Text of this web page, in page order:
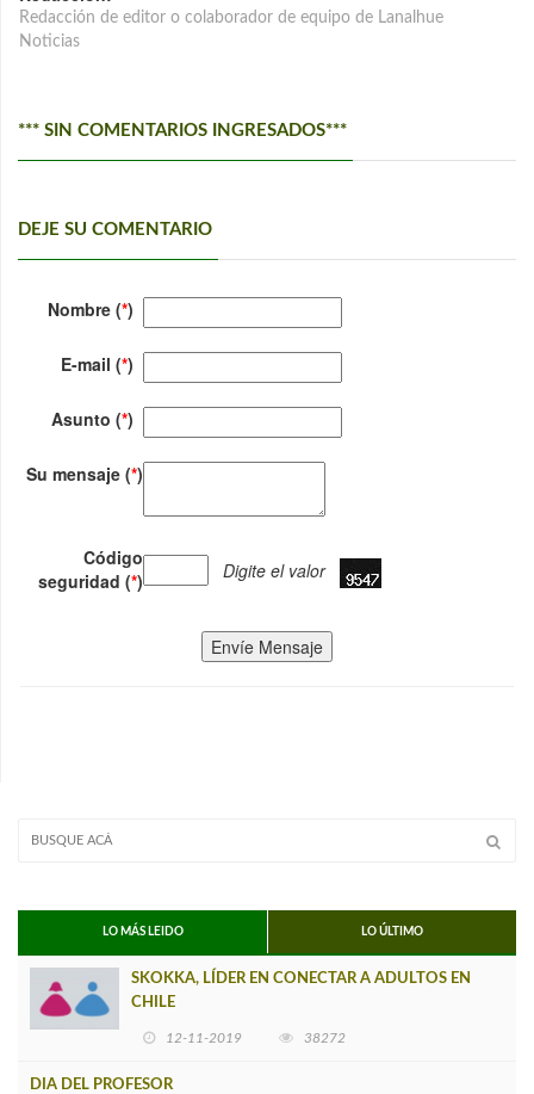
Redacción de editor o colaborador de equipo de Lanalhue
Noticias
*** SIN COMENTARIOS INGRESADOS***
DEJE SU COMENTARIO
Nombre (*)
E-mail (*)
Asunto (*)
Su mensaje (*)
Código
seguridad (*) Digite el valor
Envíe Mensaje
LO MÁS LEIDO LO ÚLTIMO
SKOKKA, LÍDER EN CONECTAR A ADULTOS EN
CHILE
12-11-2019 38272
DIA DEL PROFESOR